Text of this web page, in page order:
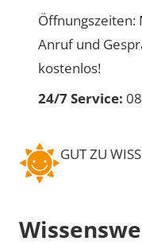
Öffnungszeiten:
Anruf und
kostenlos!
24/7 Service:
GUT ZU